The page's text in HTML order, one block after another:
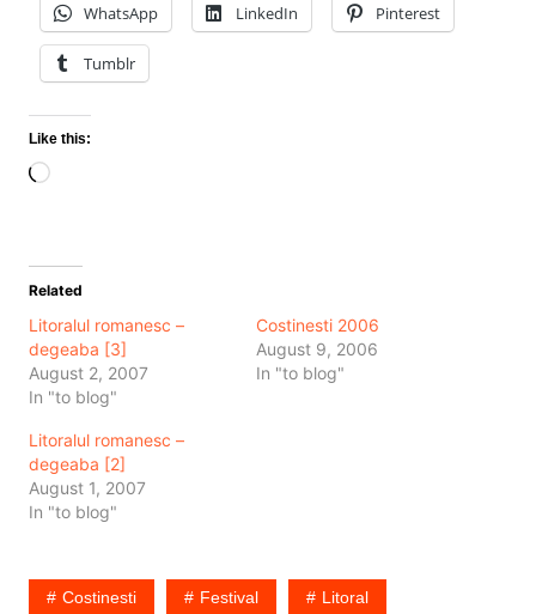
WhatsApp LinkedIn Pinterest
Tumblr
Like this:
Loading…
Related
Litoralul romanesc –
degeaba [3]
August 2, 2007
In "to blog"
Costinesti 2006
August 9, 2006
In "to blog"
Litoralul romanesc –
degeaba [2]
August 1, 2007
In "to blog"
Costinesti Festival Litoral